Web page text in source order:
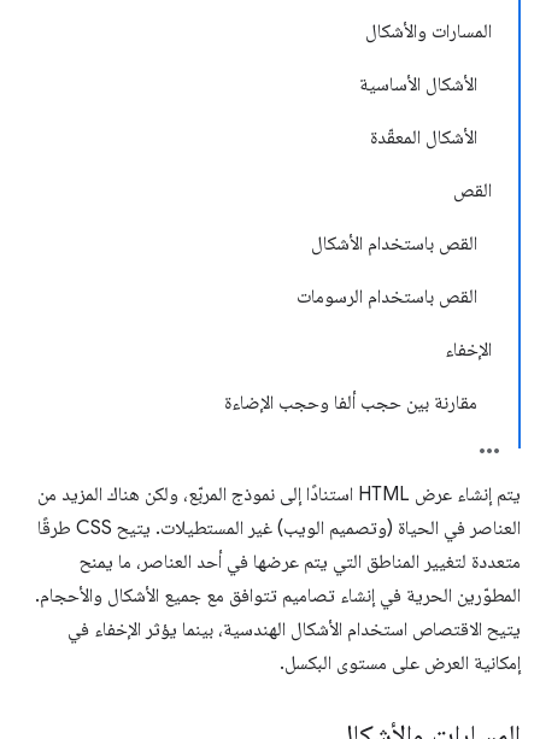
المسارات والأشكال
الأشكال الأساسية
الأشكال المعقّدة
القص
القص باستخدام الأشكال
القص باستخدام الرسومات
الإخفاء
مقارنة بين حجب ألفا وحجب الإضاءة
يتم إنشاء عرض HTML استنادًا إلى نموذج المربّع، ولكن هناك المزيد من
العناصر في الحياة (وتصميم الويب) غير المستطيلات. يتيح CSS طرقًا
متعددة لتغيير المناطق التي يتم عرضها في أحد العناصر، ما يمنح
المطوّرين الحرية في إنشاء تصاميم تتوافق مع جميع الأشكال والأحجام.
يتيح الاقتصاص استخدام الأشكال الهندسية، بينما يؤثر الإخفاء في
إمكانية العرض على مستوى البكسل.